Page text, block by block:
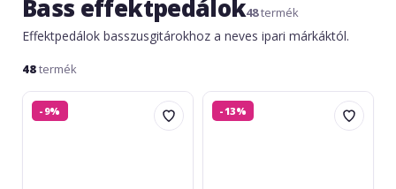
Bass effektpedálok48termék
Effektpedálok basszusgitárokhoz a neves ipari márkáktól.
48termék
Fender
Bassman
-9%
Boss
SY--13%